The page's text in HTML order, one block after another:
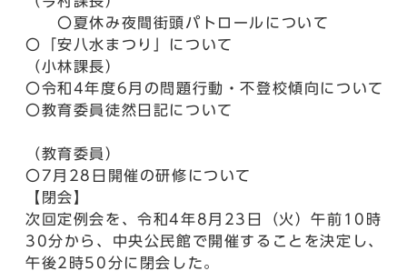
〇夏休み夜間街頭パトロールについて
〇「安八水まつり」について
（小林課長）
〇令和4年度6月の問題行動・不登校傾向について
〇教育委員徒然日記について
（教育委員）
〇7月28日開催の研修について
【閉会】
次回定例会を、令和4年8月23日（火）午前10時
30分から、中央公民館で開催することを決定し、
午後2時50分に閉会した。